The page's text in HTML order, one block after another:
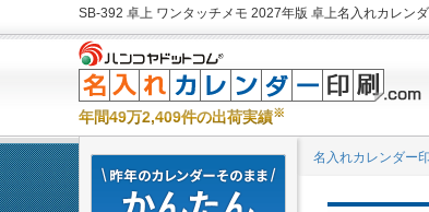
SB-392 卓上 ワンタッチメモ 2027年版 卓上名入れカレン
年間49万2,409件の出荷実績※
名入れカレンダー